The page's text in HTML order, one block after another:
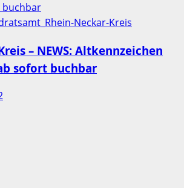
buchbar
– NEWS: Altkennzeichen
sofort buchbar